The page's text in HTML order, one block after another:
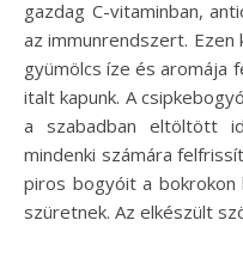
gazdag C-vitaminban,
az immunrendszert. Ezen
gyümölcs íze és aromája
italt kapunk. A
a szabadban eltöltött
mindenki számára
piros bogyóit a
szüretnek. Az elkészült